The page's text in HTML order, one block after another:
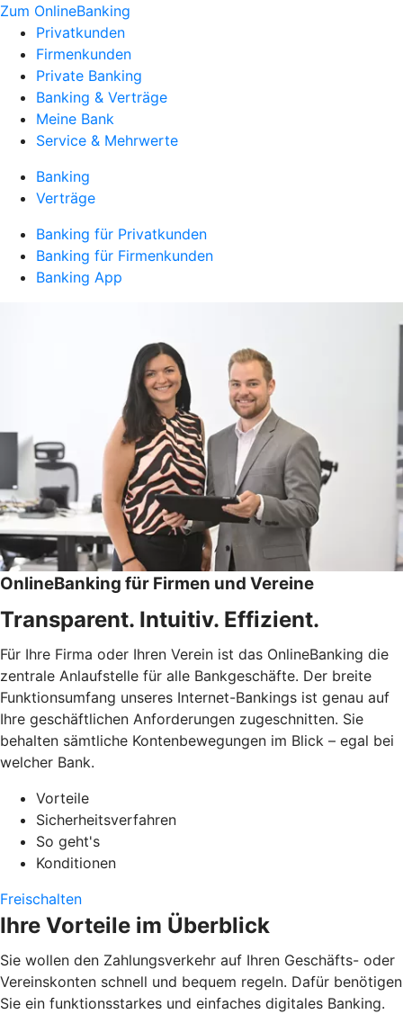
Zum OnlineBanking
Privatkunden
Firmenkunden
Private Banking
Banking & Verträge
Meine Bank
Service & Mehrwerte
Banking
Verträge
Banking für Privatkunden
Banking für Firmenkunden
Banking App
OnlineBanking für Firmen und Vereine
Transparent. Intuitiv. Effizient.
Für Ihre Firma oder Ihren Verein ist das OnlineBanking die
zentrale Anlaufstelle für alle Bankgeschäfte. Der breite
Funktionsumfang unseres Internet-Bankings ist genau auf
Ihre geschäftlichen Anforderungen zugeschnitten. Sie
behalten sämtliche Kontenbewegungen im Blick – egal bei
welcher Bank.
Vorteile
Sicherheitsverfahren
So geht's
Konditionen
Freischalten
Ihre Vorteile im Überblick
Sie wollen den Zahlungsverkehr auf Ihren Geschäfts- oder
Vereinskonten schnell und bequem regeln. Dafür benötigen
Sie ein funktionsstarkes und einfaches digitales Banking.